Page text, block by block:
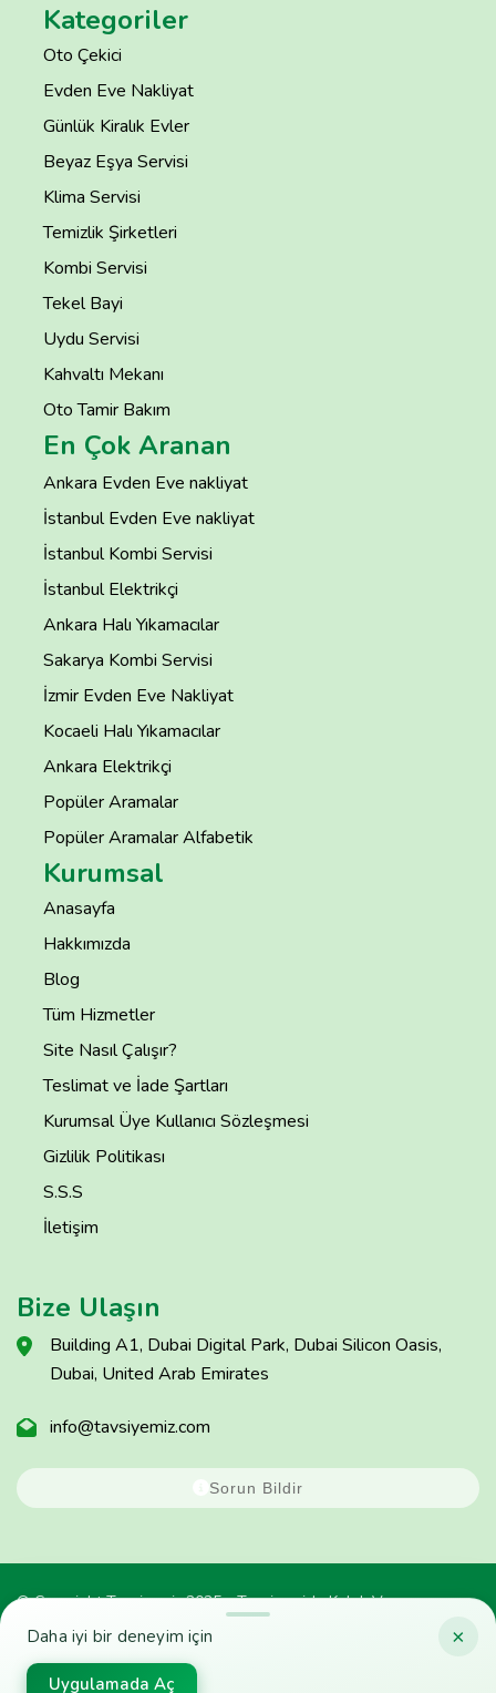
×
Daha iyi bir deneyim için
Uygulamada Aç
Kategoriler
Oto Çekici
Evden Eve Nakliyat
Günlük Kiralık Evler
Beyaz Eşya Servisi
Klima Servisi
Temizlik Şirketleri
Kombi Servisi
Tekel Bayi
Uydu Servisi
Kahvaltı Mekanı
Oto Tamir Bakım
En Çok Aranan
Ankara Evden Eve nakliyat
İstanbul Evden Eve nakliyat
İstanbul Kombi Servisi
İstanbul Elektrikçi
Ankara Halı Yıkamacılar
Sakarya Kombi Servisi
İzmir Evden Eve Nakliyat
Kocaeli Halı Yıkamacılar
Ankara Elektrikçi
Popüler Aramalar
Popüler Aramalar Alfabetik
Kurumsal
Anasayfa
Hakkımızda
Blog
Tüm Hizmetler
Site Nasıl Çalışır?
Teslimat ve İade Şartları
Kurumsal Üye Kullanıcı Sözleşmesi
Gizlilik Politikası
S.S.S
İletişim
Bize Ulaşın
Building A1, Dubai Digital Park, Dubai Silicon Oasis,
Dubai, United Arab Emirates
info@tavsiyemiz.com
Sorun Bildir
© Copyright Tavsiyemiz 2025 - Tavsiyemiz'e Kulak Ver